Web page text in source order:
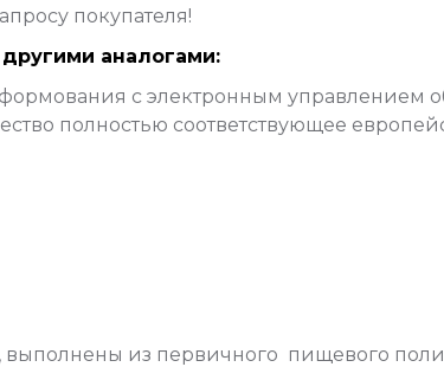
покупателя!
аналогами:
с электронным управлением
полностью соответствующее
из первичного пищевого